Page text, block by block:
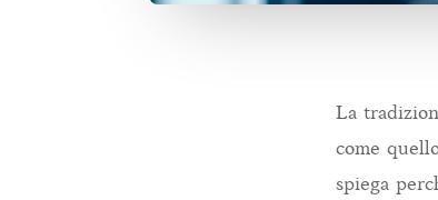
La
come
spiega